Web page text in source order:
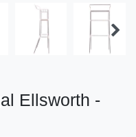
Ellsworth -